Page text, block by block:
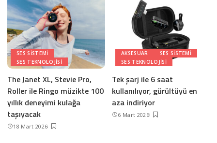
SES SISTEMI
SES TEKNOLOJISI
The Janet XL, Stevie Pro,
Roller ile Ringo müzikte 100
yıllık deneyimi kulağa
taşıyacak
18 Mart 2026
AKSESUAR
SES SISTEMI
SES TEKNOLOJISI
Tek şarj ile 6 saat
kullanılıyor, gürültüyü en
aza indiriyor
6 Mart 2026